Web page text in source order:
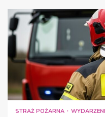
STRAŻ POŻARNA